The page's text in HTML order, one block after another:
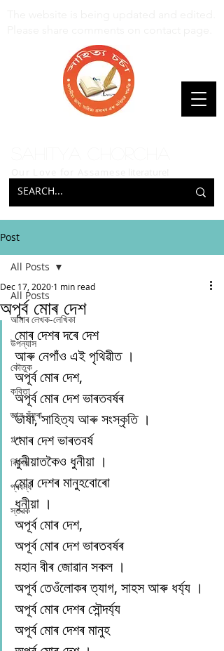
Post
All Posts
আমাৰ লেখক-লেখিকা
উপন্যাস
কৌতুক
কবিতা
জ্ঞান সঁফুৰা
গল্প
বিশেষ
প্ৰবন্ধ
স্তৱক
All Posts
অপূৰ্ব মোৰ দেশ
Dec 17, 2020 1 min read
মোৰ দেশৰ দৰে দেশ
আৰু নেপাঁও এই পৃথিৱীত ।
অপূৰ্ব মোৰ দেশ,
অপূৰ্ব মোৰ দেশ ভাৰতবৰ্ষৰ
ভাষা, সাহিত্য আৰু সংস্কৃতি ।
মোৰ দেশ ভাৰতবৰ্ষ
ধুনীয়াতকৈও ধুনীয়া ।
মোৰ দেশৰ মানুহবোৰো
ধুনীয়া ।
অপূৰ্ব মোৰ দেশ,
অপূৰ্ব মোৰ দেশ ভাৰতবৰ্ষৰ
মহান বীৰ জোৱান সকল ।
অপূৰ্ব তেওঁলোকৰ ত্যাগ, সাহস আৰু ধৰ্য্য ।
অপূৰ্ব মোৰ দেশৰ সৌন্দৰ্য্য
অপূৰ্ব মোৰ দেশৰ মানুহ